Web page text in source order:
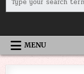
for:
MENU